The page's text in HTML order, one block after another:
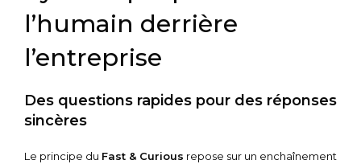
l’humain derrière
l’entreprise
Des questions rapides pour des réponses
sincères
Le principe du Fast & Curious repose sur un enchaînement